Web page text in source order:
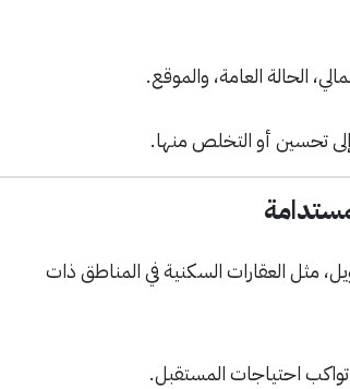
الحالة العامة، والموقع.
تحسين أو التخلص منها.
مثل العقارات السكنية في المناطق ذات
تواكب احتياجات المستقبل.